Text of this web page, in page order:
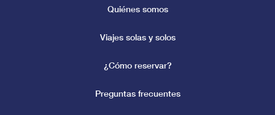
Quiénes somos
Viajes solas y solos
¿Cómo reservar?
Preguntas frecuentes